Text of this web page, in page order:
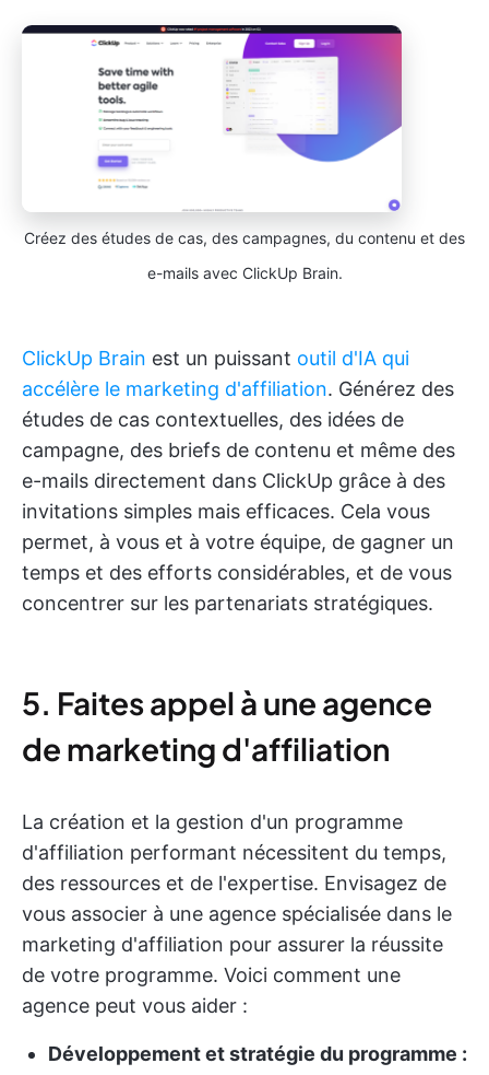
Créez des études de cas, des campagnes, du contenu et des
e-mails avec ClickUp Brain.
ClickUp Brain est un puissant outil d'IA qui
accélère le marketing d'affiliation. Générez des
études de cas contextuelles, des idées de
campagne, des briefs de contenu et même des
e-mails directement dans ClickUp grâce à des
invitations simples mais efficaces. Cela vous
permet, à vous et à votre équipe, de gagner un
temps et des efforts considérables, et de vous
concentrer sur les partenariats stratégiques.
5. Faites appel à une agence
de marketing d'affiliation
La création et la gestion d'un programme
d'affiliation performant nécessitent du temps,
des ressources et de l'expertise. Envisagez de
vous associer à une agence spécialisée dans le
marketing d'affiliation pour assurer la réussite
de votre programme. Voici comment une
agence peut vous aider :
Développement et stratégie du programme :